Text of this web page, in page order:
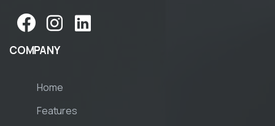
COMPANY
Home
Features